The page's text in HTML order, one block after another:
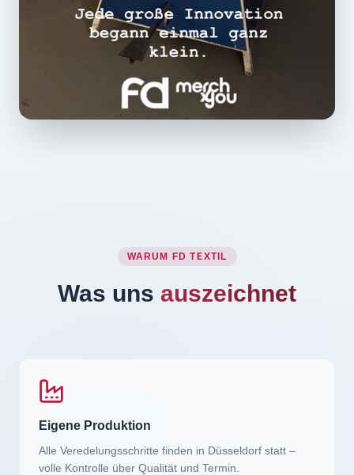
WARUM FD TEXTIL
Was uns auszeichnet
Eigene Produktion
Alle Veredelungsschritte finden in Düsseldorf statt –
volle Kontrolle über Qualität und Termin.